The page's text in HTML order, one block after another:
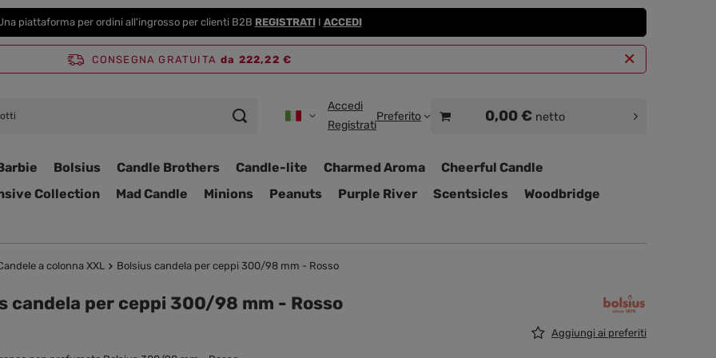
piattaforma per ordini all'ingrosso per clienti B2B REGISTRATII ACCEDI
CONSEGNA GRATUITA da 222,22 €
Accedi
Registrati
Preferito 0,00 € netto
Bolsius Candle Brothers Candle-lite Charmed Aroma
Cheerful Candle
Collection
Mad Candle Minions Peanuts Purple River Scentsicles Woodbridge
a colonna XXL Bolsius candela per ceppi 300/98 mm - Rosso
candela per ceppi 300/98 mm - Rosso
Aggiungi ai preferiti